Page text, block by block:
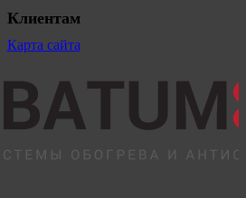
Клиентам
Карта сайта